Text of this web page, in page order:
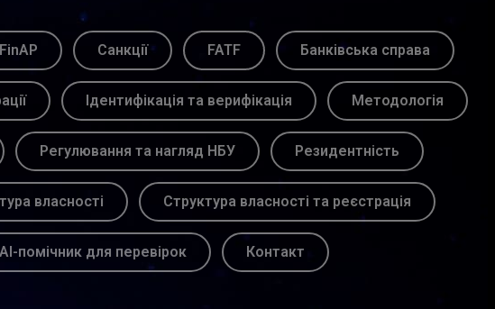
Санкції FATF Банківська справа
Ідентифікація та верифікація Методологія
Регулювання та нагляд НБУ Резидентність
власності Структура власності та реєстрація
помічник для перевірок Контакт